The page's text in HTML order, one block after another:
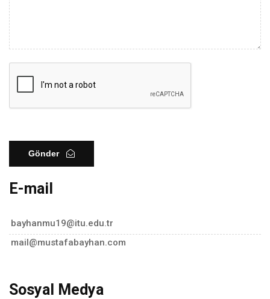
Gönder
E-mail
bayhanmu19@itu.edu.tr
mail@mustafabayhan.com
Sosyal Medya